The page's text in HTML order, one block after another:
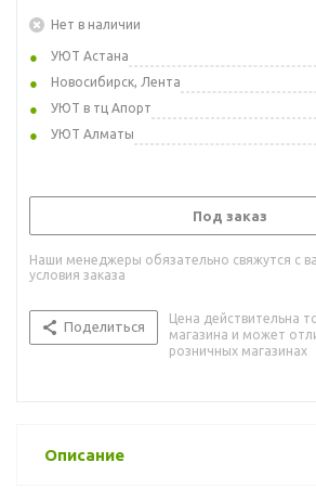
Нет в наличии
УЮТ Астана
Новосибирск, Лента
УЮТ в тц Апорт
УЮТ Алматы
Под заказ
Наши менеджеры обязательно свяжутся с
условия заказа
Поделиться
Цена действительна
магазина и может
розничных магазинах
Описание